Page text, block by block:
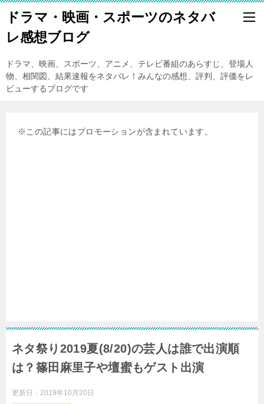
ドラマ・映画・スポーツのネタバ
レ感想ブログ
ドラマ、映画、スポーツ、アニメ、テレビ番組のあらすじ、登場人
物、相関図、結果速報をネタバレ！みんなの感想、評判、評価をレ
ビューするブログです
※この記事にはプロモーションが含まれています。
ネタ祭り2019夏(8/20)の芸人は誰で出演順
は？篠田麻里子や壇蜜もゲスト出演
更新日： 2019年10月20日